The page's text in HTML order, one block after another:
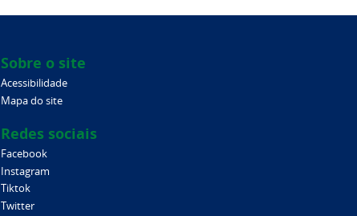
Sobre o site
Acessibilidade
Mapa do site
Redes sociais
Facebook
Instagram
Tiktok
Twitter